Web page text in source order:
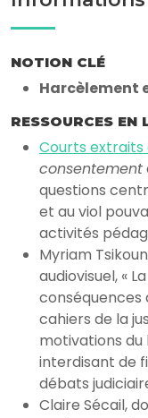
NOTION CLÉ
Harcèlement
RESSOURCES EN
Courts
consentement
questions
et au viol
activités
Myriam
audiovisuel, «
conséquences
cahiers de la
motivations du
interdisant de
débats
Claire Sécail,